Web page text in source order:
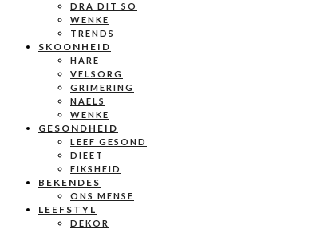
DRA DIT SO
WENKE
TRENDS
SKOONHEID
HARE
VELSORG
GRIMERING
NAELS
WENKE
GESONDHEID
LEEF GESOND
DIEET
FIKSHEID
BEKENDES
ONS MENSE
LEEFSTYL
DEKOR